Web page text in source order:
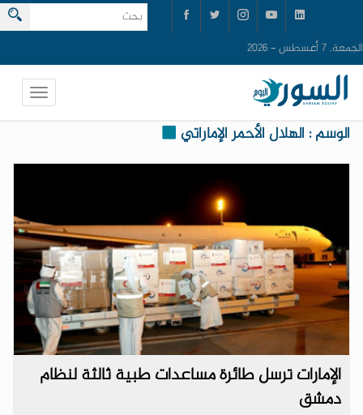
الجمعة, 7 أغسطس - 2026
الوسم : الهلال الأحمر الإماراتي
الإمارات ترسل طائرة مساعدات طبية ثالثة لنظام
دمشق